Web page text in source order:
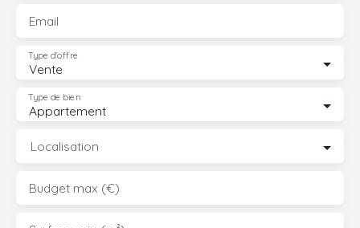
Email
Vente
Type d'offre
Appartement
Type de bien
Localisation
Budget max (€)